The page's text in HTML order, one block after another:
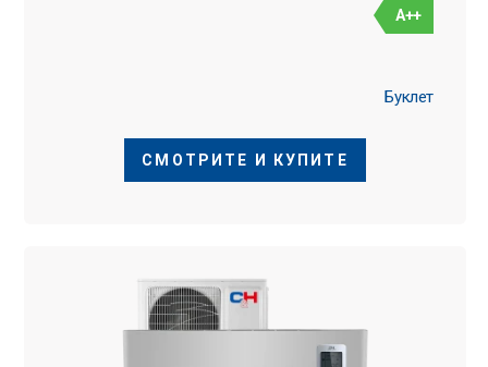
A++
Буклет
СМОТРИТЕ И КУПИТЕ